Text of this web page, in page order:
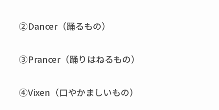
②Dancer（踊るもの）
③Prancer（踊りはねるもの）
④Vixen（口やかましいもの）